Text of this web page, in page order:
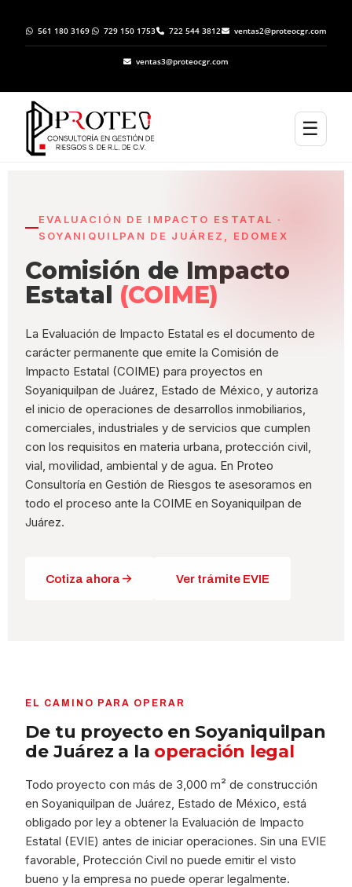
561 180 3169 729 150 1753 722 544 3812 ventas2@proteocgr.com
ventas3@proteocgr.com
☰
EVALUACIÓN DE IMPACTO ESTATAL ·
SOYANIQUILPAN DE JUÁREZ, EDOMEX
Comisión de Impacto
Estatal (COIME)
La Evaluación de Impacto Estatal es el documento de
carácter permanente que emite la Comisión de
Impacto Estatal (COIME) para proyectos en
Soyaniquilpan de Juárez, Estado de México, y autoriza
el inicio de operaciones de desarrollos inmobiliarios,
comerciales, industriales y de servicios que cumplen
con los requisitos en materia urbana, protección civil,
vial, movilidad, ambiental y de agua. En Proteo
Consultoría en Gestión de Riesgos te asesoramos en
todo el proceso ante la COIME en Soyaniquilpan de
Juárez.
Cotiza ahora Ver trámite EVIE
EL CAMINO PARA OPERAR
De tu proyecto en Soyaniquilpan
de Juárez a la operación legal
Todo proyecto con más de 3,000 m² de construcción
en Soyaniquilpan de Juárez, Estado de México, está
obligado por ley a obtener la Evaluación de Impacto
Estatal (EVIE) antes de iniciar operaciones. Sin una EVIE
favorable, Protección Civil no puede emitir el visto
bueno y la empresa no puede operar legalmente.